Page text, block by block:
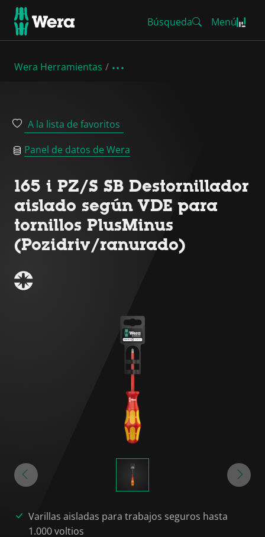
Búsqueda Menú
Wera Herramientas
A la lista de favoritos
Panel de datos de Wera
165 i PZ/S SB Destornillador
aislado según VDE para
tornillos PlusMinus
(Pozidriv/ranurado)
Varillas aisladas para trabajos seguros hasta
1.000 voltios